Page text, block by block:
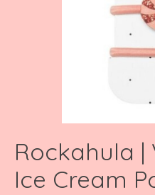
Rockahula |
Ice Cream